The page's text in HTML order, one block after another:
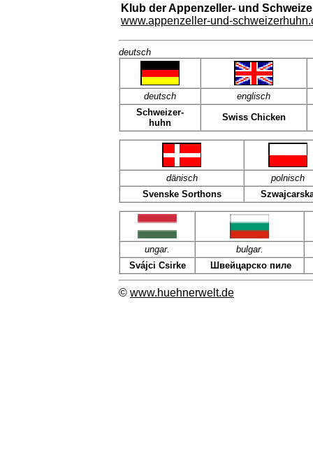
Klub der Appenzeller- und
www.appenzeller-und-
deutsch
deutsch
englisch
Schweizer-
huhn
Swiss Chicken
dänisch
polnisch
Svenske Sorthons
ungar.
bulgar.
Svájci Csirke
Швейцарско пиле
© www.huehnerwelt.de